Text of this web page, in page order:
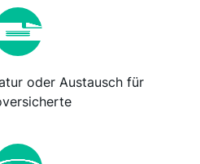
oder Austausch für